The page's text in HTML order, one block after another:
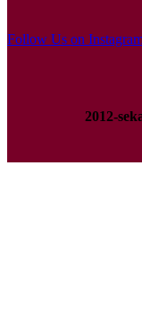
Follow Us on
2012-